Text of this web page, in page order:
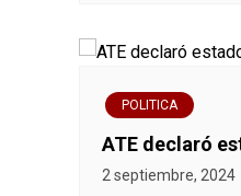
i
ó
n
POLITICA
ATE declaró
2 septiembre, 2024